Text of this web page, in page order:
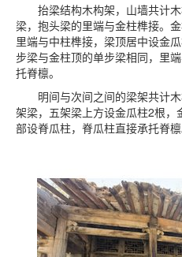
抬梁结构木构架，山墙共计
梁，抱头梁的里端与金柱榫接。
里端与中柱榫接，梁顶居中设金
步梁与金柱顶的单步梁相同，里
托脊檩。
明间与次间之间的梁架共计
架梁，五架梁上方设金瓜柱2根
部设脊瓜柱，脊瓜柱直接承托脊檩